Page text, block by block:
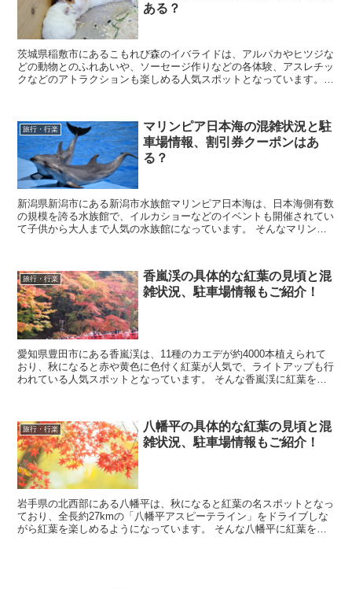
ある？
茨城県稲敷市にあるこもれび森のイバライドは、アルパカやヒツジな
どの動物とのふれあいや、ソーセージ作りなどの各体験、アスレチッ
クなどのアトラクションも楽しめる人気スポットとなっています。
旅行・行楽
マリンピア日本海の混雑状況と駐
車場情報、割引券クーポンはあ
る？
新潟県新潟市にある新潟市水族館マリンピア日本海は、日本海側有数
の規模を誇る水族館で、イルカショーなどのイベントも開催されてい
て子供から大人まで人気の水族館になっています。 そんなマリンピ
旅行・行楽
香嵐渓の具体的な紅葉の見頃と混
雑状況、駐車場情報もご紹介！
愛知県豊田市にある香嵐渓は、11種のカエデが約4000本植えられて
おり、秋になると赤や黄色に色付く紅葉が人気で、ライトアップも行
われている人気スポットとなっています。 そんな香嵐渓に紅葉を見
旅行・行楽
八幡平の具体的な紅葉の見頃と混
雑状況、駐車場情報もご紹介！
岩手県の北西部にある八幡平は、秋になると紅葉の名スポットとなっ
ており、全長約27kmの「八幡平アスピーテライン」をドライブしな
がら紅葉を楽しめるようになっています。 そんな八幡平に紅葉を見